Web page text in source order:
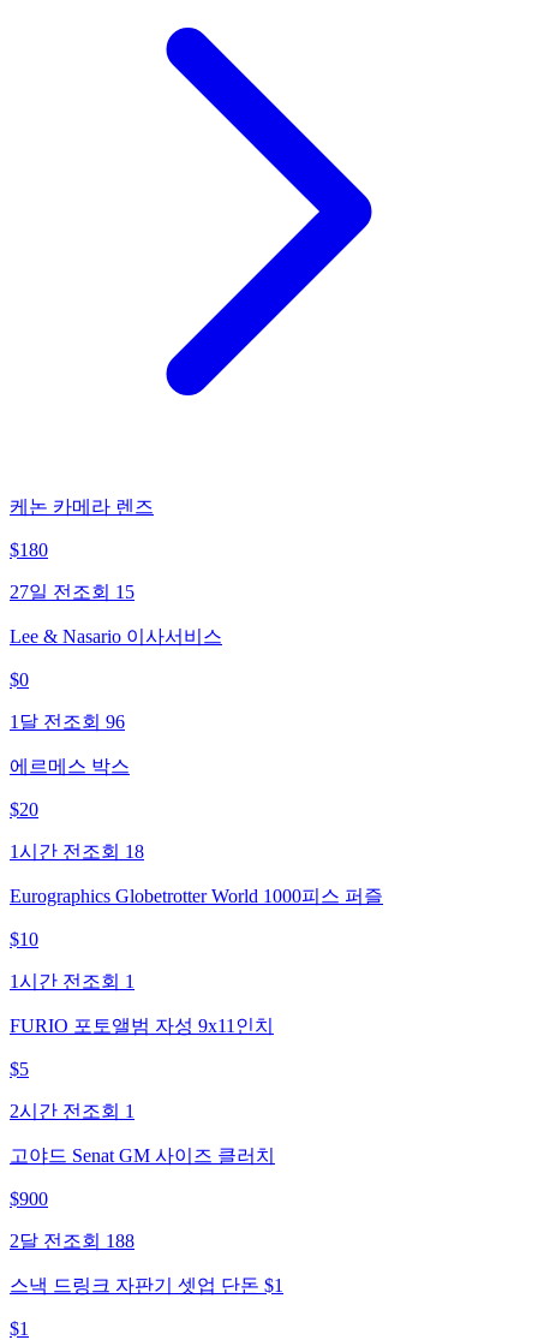
케논 카메라 렌즈
$180
27일 전 조회 15
Lee & Nasario 이사서비스
$0
1달 전 조회 96
에르메스 박스
$20
1시간 전 조회 18
Eurographics Globetrotter World 1000피스 퍼즐
$10
1시간 전 조회 1
FURIO 포토앨범 자성 9x11인치
$5
2시간 전 조회 1
고야드 Senat GM 사이즈 클러치
$900
2달 전 조회 188
스낵 드링크 자판기 셋업 단돈 $1
$1